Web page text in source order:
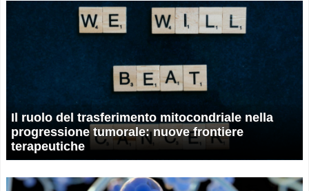
Il ruolo del trasferimento mitocondriale nella
progressione tumorale: nuove frontiere
terapeutiche